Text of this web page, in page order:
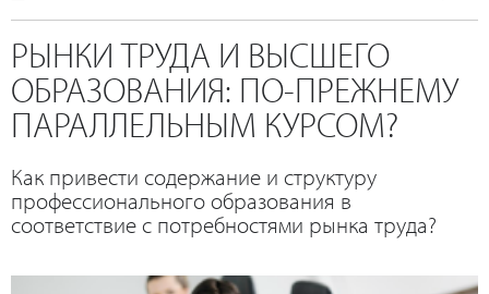
РЫНКИ ТРУДА И ВЫСШЕГО
ОБРАЗОВАНИЯ: ПО-ПРЕЖНЕМУ
ПАРАЛЛЕЛЬНЫМ КУРСОМ?
Как привести содержание и структуру
профессионального образования в
соответствие с потребностями рынка труда?